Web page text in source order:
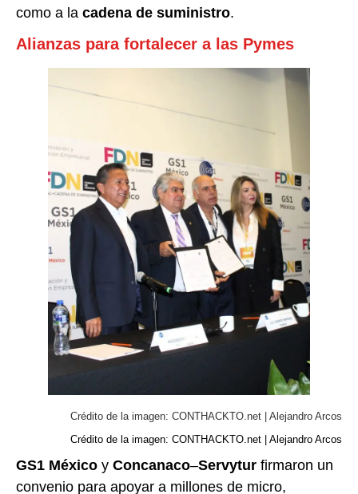
como a la cadena de suministro.
Alianzas para fortalecer a las Pymes
Crédito de la imagen: CONTHACKTO.net | Alejandro Arcos
Crédito de la imagen: CONTHACKTO.net | Alejandro Arcos
GS1 México y Concanaco–Servytur firmaron un
convenio para apoyar a millones de micro,